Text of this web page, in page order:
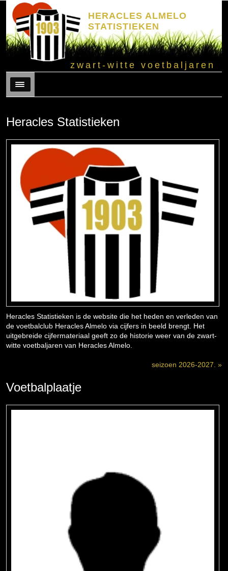
HERACLES ALMELO
STATISTIEKEN
zwart-witte voetbaljaren
Menu
Heracles Statistieken
Heracles Statistieken is de website die het heden en verleden van
de voetbalclub Heracles Almelo via cijfers in beeld brengt. Het
uitgebreide cijfermateriaal geeft zo de historie weer van de zwart-
witte voetbaljaren van Heracles Almelo.
seizoen 2026-2027. »
Voetbalplaatje